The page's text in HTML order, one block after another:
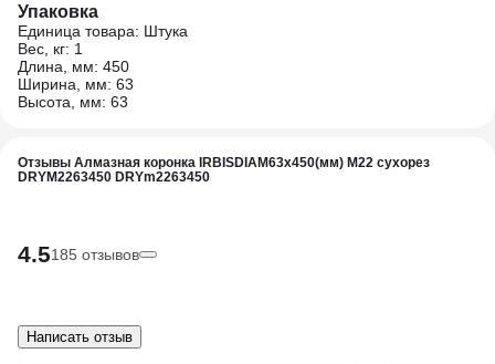
Упаковка
Единица товара: Штука
Вес, кг: 1
Длина, мм: 450
Ширина, мм: 63
Высота, мм: 63
Отзывы Алмазная коронка IRBISDIAM63x450(мм) М22 сухорез
DRYМ2263450 DRYm2263450
4.5185 отзывов
Написать отзыв